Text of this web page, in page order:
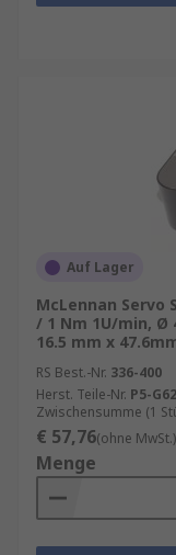
Auf Lager
McLennan Servo
/ 1 Nm 1U/min, Ø
16.5 mm x
RS Best.-Nr. 336-400
Herst. Teile-Nr. P5-
Zwischensumme (1
€ 57,76(ohne MwSt.)
Menge